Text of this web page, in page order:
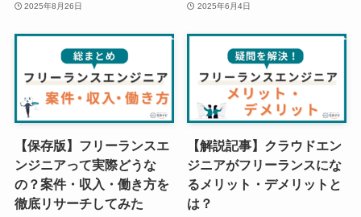
2025年8月26日 2025年6月4日
【保存版】フリーランスエ
ンジニアって実際どうな
の？案件・収入・働き方を
徹底リサーチしてみた
【解説記事】クラウドエン
ジニアがフリーランスにな
るメリット・デメリットと
は？